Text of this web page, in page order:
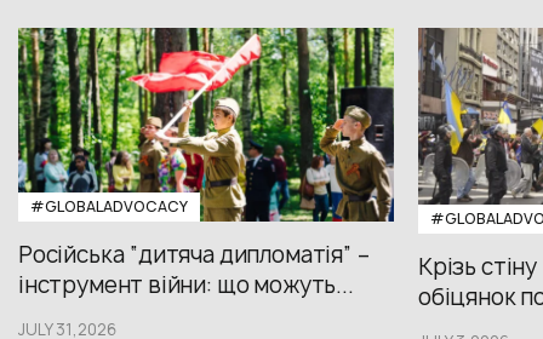
#GLOBALADVOCACY
Російська “дитяча дипломатія” –
інструмент війни: що можуть...
JULY 31,2026
Крізь
обіцянок